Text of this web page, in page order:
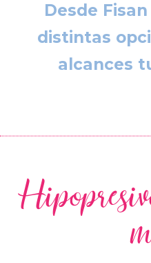
Desde
distintas
alcances